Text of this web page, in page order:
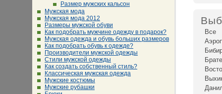
Размер мужских кальсон
Мужская мода
Мужская мода 2012
Размеры мужской обуви
Как подобрать мужчине одежду в подарок?
Мужская одежда и обувь больших размеров
Как подобрать обувь к одежде?
Производители мужской одежды
Стили мужской одежды
Как создать собственный стиль?
Классическая мужская одежда
Мужские костюмы
Мужские рубашки
Все